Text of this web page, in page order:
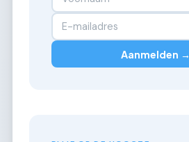
Aanmelden →